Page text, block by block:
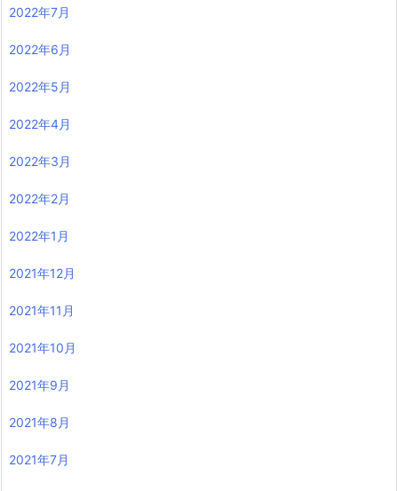
2022年7月
2022年6月
2022年5月
2022年4月
2022年3月
2022年2月
2022年1月
2021年12月
2021年11月
2021年10月
2021年9月
2021年8月
2021年7月